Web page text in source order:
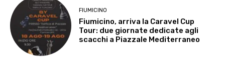
FIUMICINO
Fiumicino, arriva la Caravel Cup
Tour: due giornate dedicate agli
scacchi a Piazzale Mediterraneo